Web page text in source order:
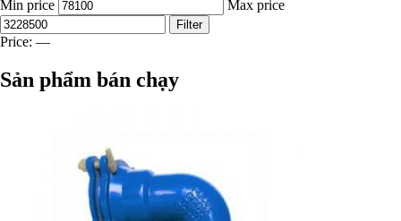
Min price Max price
Filter
Price: —
Sản phẩm bán chạy